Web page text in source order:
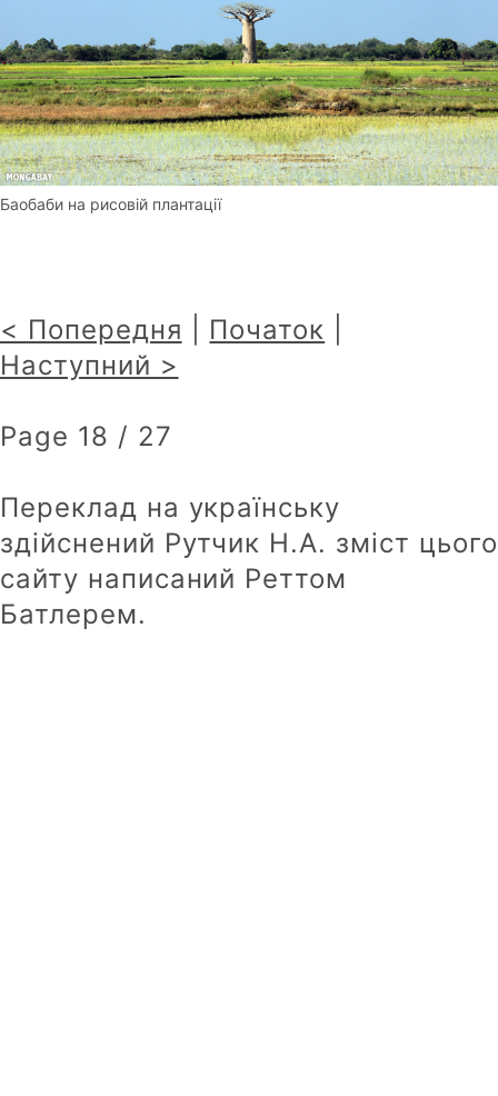
Баобаби на рисовій плантації
< Попередня Початок
Наступний >
Page 18 / 27
Переклад на українську
здійснений Рутчик Н.А. зміст цього
сайту написаний Реттом
Батлерем.